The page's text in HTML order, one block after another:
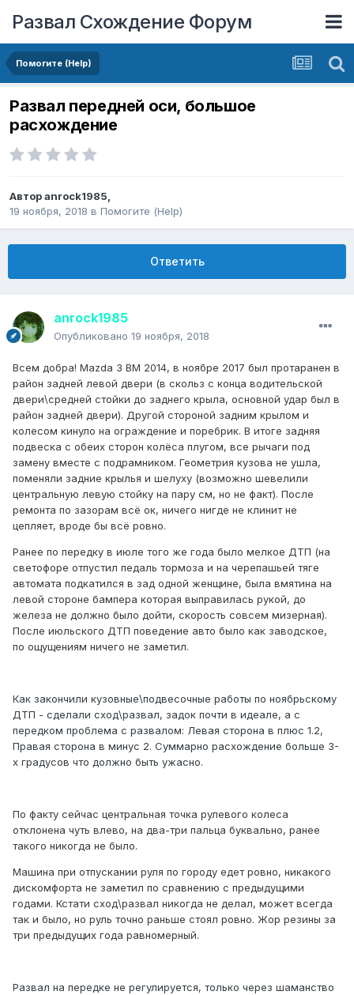
Развал Схождение Форум
Помогите (Help)
Развал передней оси, большое
расхождение
Авторanrock1985,
19 ноября, 2018 в Помогите (Help)
Ответить
anrock1985
Опубликовано 19 ноября, 2018
Всем добра! Mazda 3 BM 2014, в ноябре 2017 был протаранен в
район задней левой двери (в скольз с конца водительской
двери\средней стойки до заднего крыла, основной удар был в
район задней двери). Другой стороной задним крылом и
колесом кинуло на ограждение и поребрик. В итоге задняя
подвеска с обеих сторон колёса плугом, все рычаги под
замену вместе с подрамником. Геометрия кузова не ушла,
поменяли задние крылья и шелуху (возможно шевелили
центральную левую стойку на пару см, но не факт). После
ремонта по зазорам всё ок, ничего нигде не клинит не
цепляет, вроде бы всё ровно.
Ранее по передку в июле того же года было мелкое ДТП (на
светофоре отпустил педаль тормоза и на черепашьей тяге
автомата подкатился в зад одной женщине, была вмятина на
левой стороне бампера которая выправилась рукой, до
железа не должно было дойти, скорость совсем мизерная).
После июльского ДТП поведение авто было как заводское,
по ощущениям ничего не заметил.
Как закончили кузовные\подвесочные работы по ноябрьскому
ДТП - сделали сход\развал, задок почти в идеале, а с
передком проблема с развалом: Левая сторона в плюс 1.2,
Правая сторона в минус 2. Суммарно расхождение больше 3-
х градусов что должно быть ужасно.
По факту сейчас центральная точка рулевого колеса
отклонена чуть влево, на два-три пальца буквально, ранее
такого никогда не было.
Машина при отпускании руля по городу едет ровно, никакого
дискомфорта не заметил по сравнению с предыдущими
годами. Кстати сход\развал никогда не делал, может всегда
так и было, но руль точно раньше стоял ровно. Жор резины за
три предыдущих года равномерный.
Развал на передке не регулируется, только через шаманство